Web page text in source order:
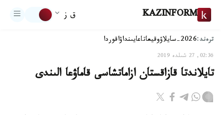
KAZINFORM ق ز
ترەند:2026-سايلاۋ وقيعاتاعايىنداۋاقوردا
02:36, 27 شىلدە 2019
تايلاندتا قازاقستان ازاماتشاسى قاماۋعا الىندى